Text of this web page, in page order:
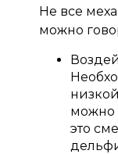
Не все
можно
можно
это